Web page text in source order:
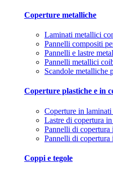
Coperture metalliche
Laminati metallici
Pannelli compositi
Pannelli e lastre
Pannelli metallici
Scandole metalliche
Coperture plastiche e in
Coperture in
Lastre di copertura
Pannelli di
Pannelli di
Coppi e tegole